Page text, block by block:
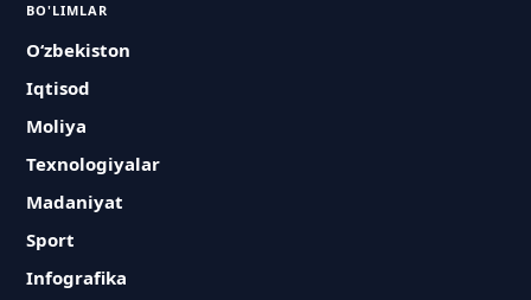
BO'LIMLAR
O‘zbekiston
Iqtisod
Moliya
Texnologiyalar
Madaniyat
Sport
Infografika